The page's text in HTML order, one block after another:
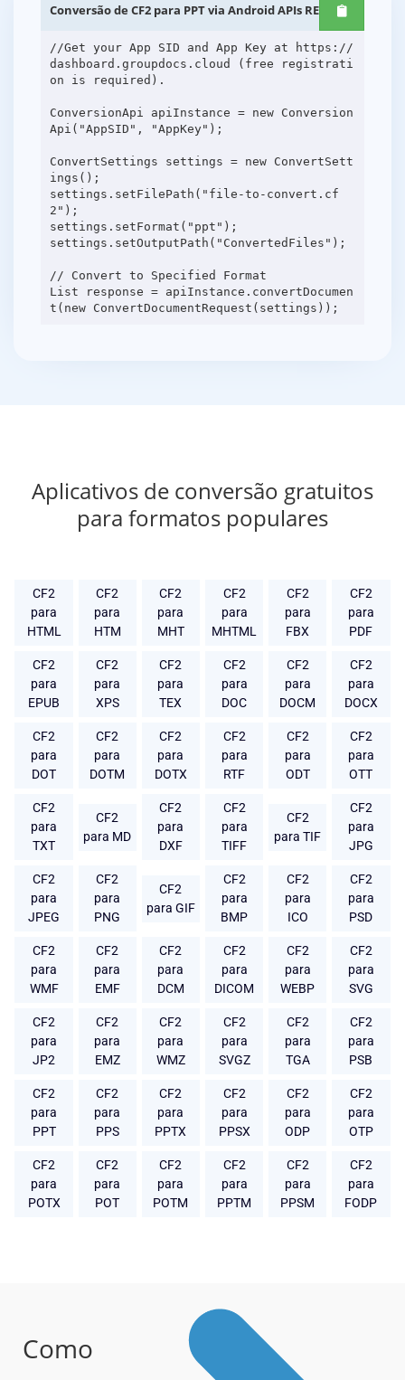
Conversão de CF2 para PPT via Android APIs REST
//Get your App SID and App Key at https://
dashboard.groupdocs.cloud (free registrati
on is required).
ConversionApi apiInstance = new Conversion
Api("AppSID", "AppKey");
ConvertSettings settings = new ConvertSett
ings();
settings.setFilePath("file-to-convert.cf
2");
settings.setFormat("ppt");
settings.setOutputPath("ConvertedFiles");
// Convert to Specified Format
List response = apiInstance.convertDocumen
Aplicativos de conversão gratuitos
para formatos populares
CF2
para
HTML
CF2
para
HTM
CF2
para
MHT
CF2
para
MHTML
CF2
para
FBX
CF2
para
PDF
CF2
para
EPUB
CF2
para
XPS
CF2
para
TEX
CF2
para
DOC
CF2
para
DOCM
CF2
para
DOCX
CF2
para
DOT
CF2
para
DOTM
CF2
para
DOTX
CF2
para
RTF
CF2
para
ODT
CF2
para
OTT
CF2
para
TXT
CF2
para MD
CF2
para
DXF
CF2
para
TIFF
CF2
para TIF
CF2
para
JPG
CF2
para
JPEG
CF2
para
PNG
CF2
para GIF
CF2
para
BMP
CF2
para
ICO
CF2
para
PSD
CF2
para
WMF
CF2
para
EMF
CF2
para
DCM
CF2
para
DICOM
CF2
para
WEBP
CF2
para
SVG
CF2
para
JP2
CF2
para
EMZ
CF2
para
WMZ
CF2
para
SVGZ
CF2
para
TGA
CF2
para
PSB
CF2
para
PPT
CF2
para
PPS
CF2
para
PPTX
CF2
para
PPSX
CF2
para
ODP
CF2
para
OTP
CF2
para
POTX
CF2
para
POT
CF2
para
POTM
CF2
para
PPTM
CF2
para
PPSM
CF2
para
FODP
Como